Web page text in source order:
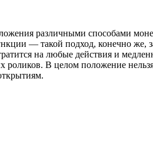
различными способами
— такой подход, конечно же,
на любые действия и
роликов. В целом положение